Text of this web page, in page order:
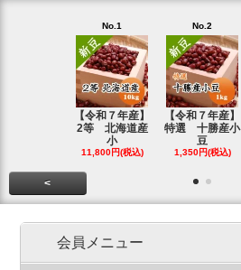
No.1
【令和７年産】
2等 北海道産
小
11,800円(税込)
No.2
【令和７年産】
特選 十勝産小
豆
1,350円(税込)
<
会員メニュー